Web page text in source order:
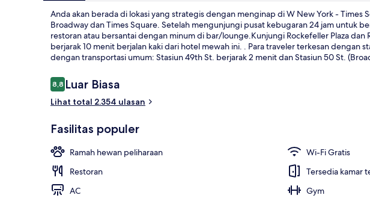
Anda akan berada di lokasi yang strategis dengan menginap di W New York - Times
Broadway dan Times Square. Setelah mengunjungi pusat kebugaran 24 jam untuk
restoran atau bersantai dengan minum di bar/lounge.Kunjungi Rockefeller Plaza dan
berjarak 10 menit berjalan kaki dari hotel mewah ini. . Para traveler terkesan dengan
dengan transportasi umum: Stasiun 49th St. berjarak 2 menit dan Stasiun 50 St.
Ulasan
8,88,8 dari 10
Luar Biasa
Lihat total 2.354 ulasan
Fasilitas populer
Ramah hewan peliharaan
Wi-Fi Gratis
Restoran
Tersedia kamar
AC
Gym